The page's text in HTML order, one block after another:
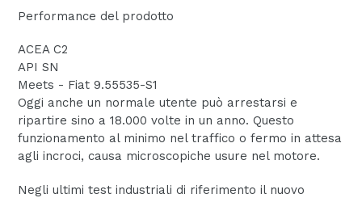
Performance del prodotto
ACEA C2
API SN
Meets - Fiat 9.55535-S1
Oggi anche un normale utente può arrestarsi e
ripartire sino a 18.000 volte in un anno. Questo
funzionamento al minimo nel traffico o fermo in attesa
agli incroci, causa microscopiche usure nel motore.
Negli ultimi test industriali di riferimento il nuovo